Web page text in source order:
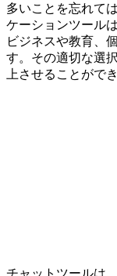
多いことを忘れて
ケーションツール
ビジネスや教育、
す。その適切な選
上させることがで